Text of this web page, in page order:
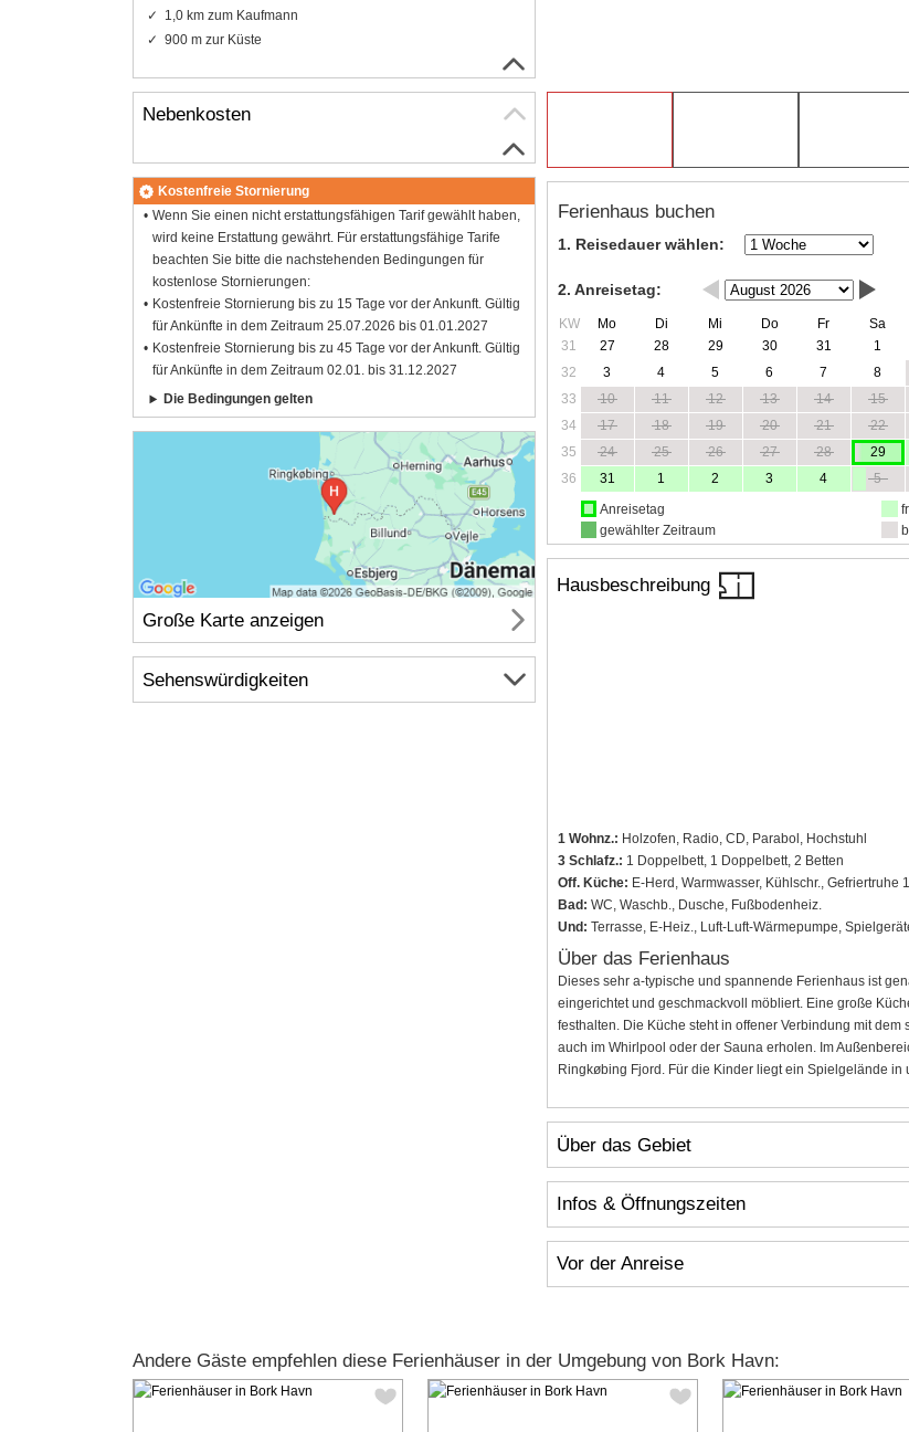
Ferienhaus buchen
1. Reisedauer wählen:
2. Anreisetag:
KW Mo Di Mi Do Fr Sa
31
27 28 29 30 31 1
32
3 4 5 6 7 8
33
10 11 12 13 14 15
34
17 18 19 20 21 22
35
24 25 26 27 28 29
36
31 1 2 3 4 5
Anreisetag
gewählter Zeitraum
Hausbeschreibung
1 Wohnz.: Holzofen, Radio, CD, Parabol, Hochstuhl
3 Schlafz.: 1 Doppelbett, 1 Doppelbett, 2 Betten
Off. Küche: E-Herd, Warmwasser, Kühlschr., Gefriertruhe
Bad: WC, Waschb., Dusche, Fußbodenheiz.
Und: Terrasse, E-Heiz., Luft-Luft-Wärmepumpe,
Über das Ferienhaus
Dieses sehr a-typische und spannende Ferienhaus ist
eingerichtet und geschmackvoll möbliert. Eine große
festhalten. Die Küche steht in offener Verbindung mit
auch im Whirlpool oder der Sauna erholen. Im
Ringkøbing Fjord. Für die Kinder liegt ein Spielgelände
Über das Gebiet
Infos & Öffnungszeiten
Vor der Anreise
1,0 km zum Kaufmann
900 m zur Küste
Nebenkosten
Kostenfreie Stornierung
Wenn Sie einen nicht erstattungsfähigen Tarif gewählt haben,
wird keine Erstattung gewährt. Für erstattungsfähige Tarife
beachten Sie bitte die nachstehenden Bedingungen für
kostenlose Stornierungen:
Kostenfreie Stornierung bis zu 15 Tage vor der Ankunft. Gültig
für Ankünfte in dem Zeitraum 25.07.2026 bis 01.01.2027
Kostenfreie Stornierung bis zu 45 Tage vor der Ankunft. Gültig
für Ankünfte in dem Zeitraum 02.01. bis 31.12.2027
Die Bedingungen gelten
Große Karte anzeigen
Sehenswürdigkeiten
Andere Gäste empfehlen diese Ferienhäuser in der Umgebung von Bork Havn: